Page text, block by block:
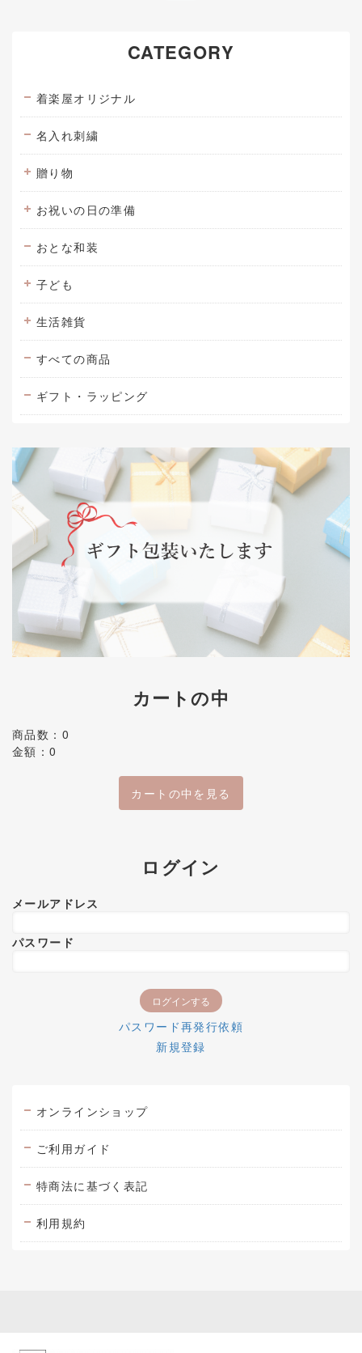
CATEGORY
着楽屋オリジナル
名入れ刺繍
贈り物
お祝いの日の準備
おとな和装
子ども
生活雑貨
すべての商品
ギフト・ラッピング
カートの中
商品数：0
金額：0
カートの中を見る
ログイン
メールアドレス
パスワード
パスワード再発行依頼
新規登録
オンラインショップ
ご利用ガイド
特商法に基づく表記
利用規約